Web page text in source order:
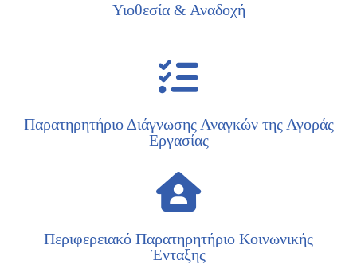
Υιοθεσία & Αναδοχή
Παρατηρητήριο Διάγνωσης Αναγκών της Αγοράς
Εργασίας
Περιφερειακό Παρατηρητήριο Κοινωνικής
Ένταξης